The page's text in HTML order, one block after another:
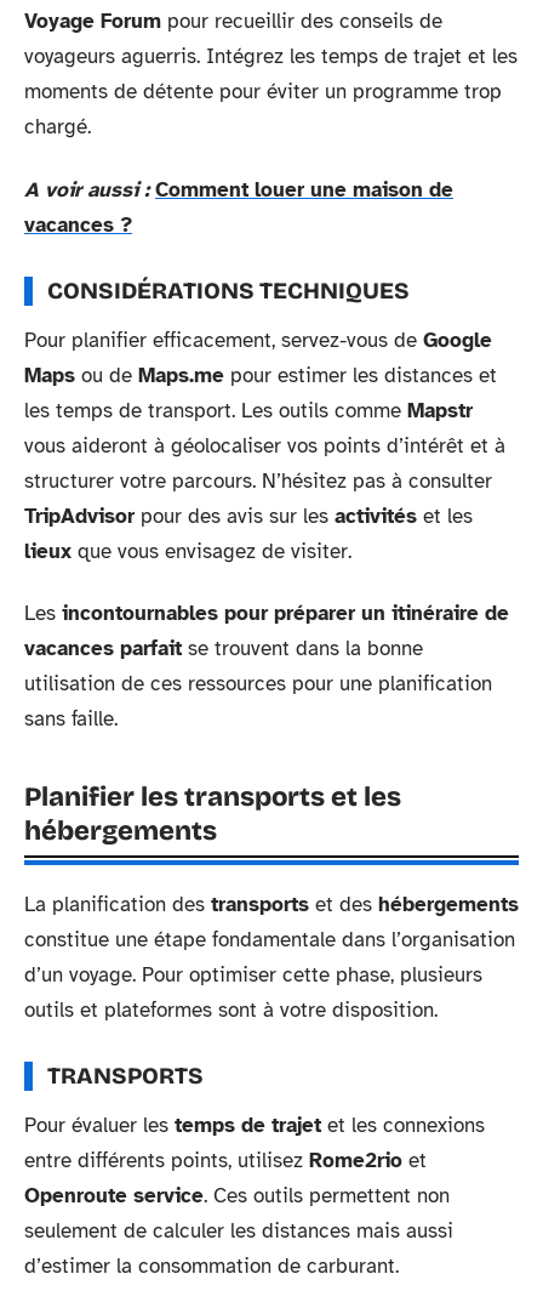
Voyage Forum pour recueillir des conseils de
voyageurs aguerris. Intégrez les temps de trajet et les
moments de détente pour éviter un programme trop
chargé.
A voir aussi : Comment louer une maison de
vacances ?
CONSIDÉRATIONS TECHNIQUES
Pour planifier efficacement, servez-vous de Google
Maps ou de Maps.me pour estimer les distances et
les temps de transport. Les outils comme Mapstr
vous aideront à géolocaliser vos points d’intérêt et à
structurer votre parcours. N’hésitez pas à consulter
TripAdvisor pour des avis sur les activités et les
lieux que vous envisagez de visiter.
Les incontournables pour préparer un itinéraire de
vacances parfait se trouvent dans la bonne
utilisation de ces ressources pour une planification
sans faille.
Planifier les transports et les
hébergements
La planification des transports et des hébergements
constitue une étape fondamentale dans l’organisation
d’un voyage. Pour optimiser cette phase, plusieurs
outils et plateformes sont à votre disposition.
TRANSPORTS
Pour évaluer les temps de trajet et les connexions
entre différents points, utilisez Rome2rio et
Openroute service. Ces outils permettent non
seulement de calculer les distances mais aussi
d’estimer la consommation de carburant.